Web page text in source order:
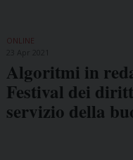
ONLINE
Algoritmi in
Festival dei
servizio della